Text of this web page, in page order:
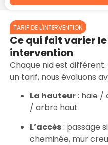
TARIF DE L'INTERVENTION
Ce qui fait varier le
intervention
Chaque nid est
un tarif, nous évaluons
La hauteur: haie /
/ arbre haut
L’accès: passage
cheminée, mur